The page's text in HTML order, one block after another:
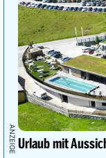
Urlaub mit